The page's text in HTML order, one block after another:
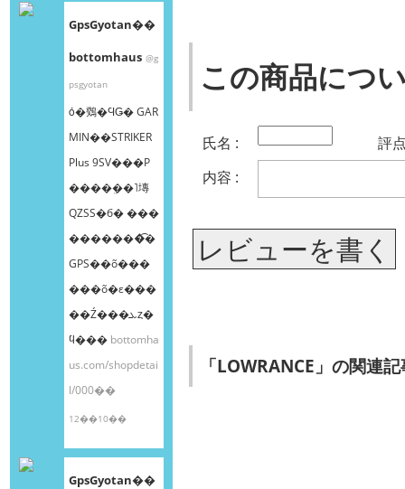
GpsGyotan��
bottomhaus @g
psgyotan
ȯ�䳫�ϤǤ� GAR
MIN��STRIKER
Plus 9SV���Ρ
����ܸ��˥塼
QZSS�б� ���
�������͡�
GPS��õ���
���õ�ε���
��Ź���ܥȥ�
ϥ��� bottomha
us.com/shopdetai
l/000��
12��10��
GpsGyotan��
この商品につ
氏名 :
評
内容 :
レビューを書く
「LOWRANCE」の関連